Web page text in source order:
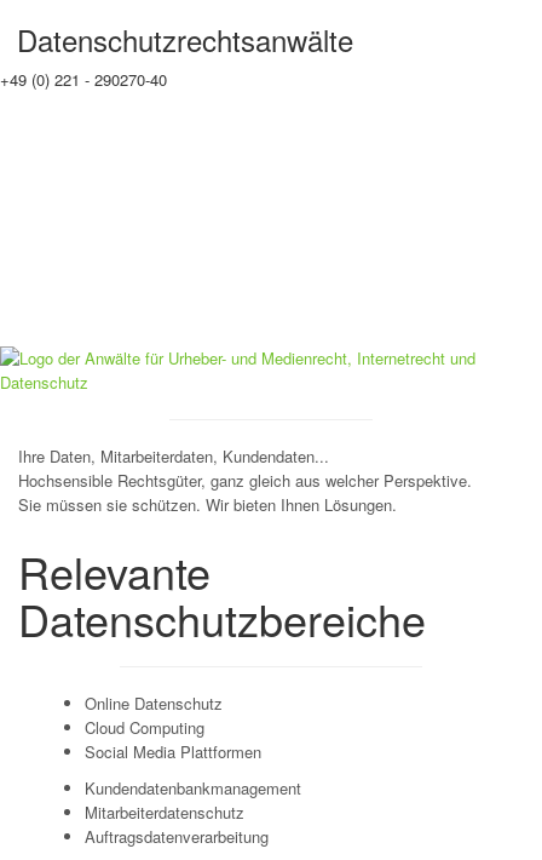
Datenschutzrechtsanwälte
+49 (0) 221 - 290270-40
Ihre Daten, Mitarbeiterdaten, Kundendaten...
Hochsensible Rechtsgüter, ganz gleich aus welcher Perspektive.
Sie müssen sie schützen. Wir bieten Ihnen Lösungen.
Relevante
Datenschutzbereiche
Online Datenschutz
Cloud Computing
Social Media Plattformen
Kundendatenbankmanagement
Mitarbeiterdatenschutz
Auftragsdatenverarbeitung